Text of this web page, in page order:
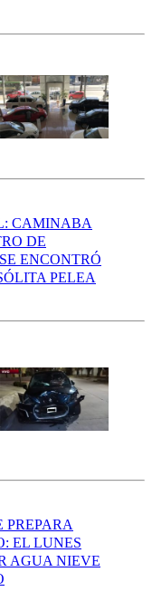
CAMINABA
DE
ENCONTRÓ
PELEA
PREPARA
EL LUNES
AGUA NIEVE